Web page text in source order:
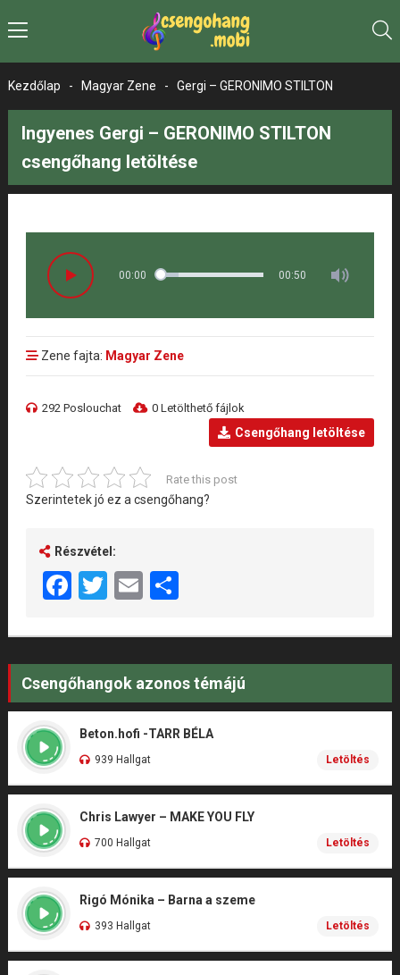
Kezdőlap - Magyar Zene - Gergi – GERONIMO STILTON
Ingyenes Gergi – GERONIMO STILTON
csengőhang letöltése
00:00 00:50
Zene fajta: Magyar Zene
292 Poslouchat 0 Letölthető fájlok
Csengőhang letöltése
Rate this post
Szerintetek jó ez a csengőhang?
Részvétel:
Facebook
Twitter
EmailShare
Csengőhangok azonos témájú
Beton.hofi -TARR BÉLA
939 Hallgat Letöltés
Chris Lawyer – MAKE YOU FLY
700 Hallgat Letöltés
Rigó Mónika – Barna a szeme
393 Hallgat Letöltés